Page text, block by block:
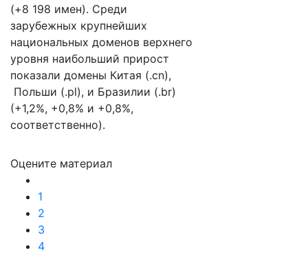
(+8 198 имен). Среди
зарубежных крупнейших
национальных доменов верхнего
уровня наибольший прирост
показали домены Китая (.cn),
Польши (.pl), и Бразилии (.br)
(+1,2%, +0,8% и +0,8%,
соответственно).
Оцените материал
1
2
3
4